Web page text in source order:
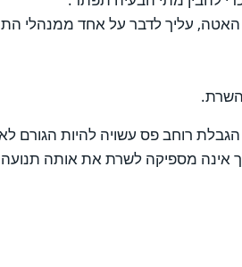
עליך לדבר על אחד ממנהלי
השרת.
רוחב פס עשויה להיות הגורם
אינה מספיקה לשרת את אותה